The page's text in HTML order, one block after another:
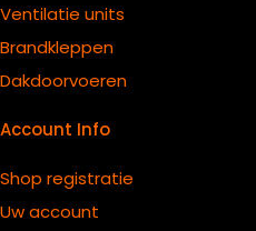
Ventilatie units
Brandkleppen
Dakdoorvoeren
Account Info
Shop registratie
Uw account